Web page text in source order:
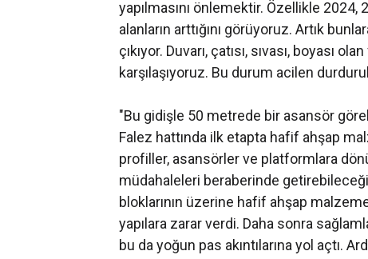
yapılmasını önlemektir. Özellikle
alanların arttığını görüyoruz. Artık
çıkıyor. Duvarı, çatısı, sıvası, boyası
karşılaşıyoruz. Bu durum acilen
"Bu gidişle 50 metrede bir asansör
Falez hattında ilk etapta hafif ahşap
profiller, asansörler ve platformlara
müdahaleleri beraberinde getirebileceği
bloklarının üzerine hafif ahşap
yapılara zarar verdi. Daha sonra
bu da yoğun pas akıntılarına yol açtı.